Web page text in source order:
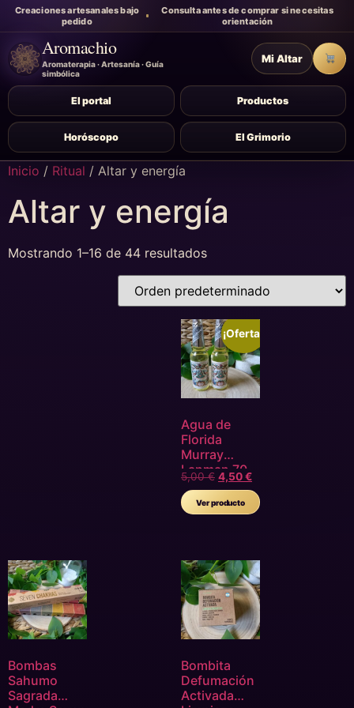
Creaciones artesanales bajo
pedido
Consulta antes de comprar si necesitas
orientación
Aromachio
Aromaterapia · Artesanía · Guía
simbólica
El portal Productos
Horóscopo El Grimorio
Mi Altar
Inicio / Ritual / Altar y energía
Altar y energía
Mostrando 1–16 de 44 resultados
¡Oferta!
Agua de
Florida
Murray
Lanman 70
ml
5,00€ 4,50€
Ver producto
Bombas
Sahumo
Sagrada
Bombita
Defumación
Activada